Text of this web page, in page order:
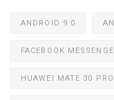
ANDROID 9.0
FACEBOOK
HUAWEI MATE 30 PRO